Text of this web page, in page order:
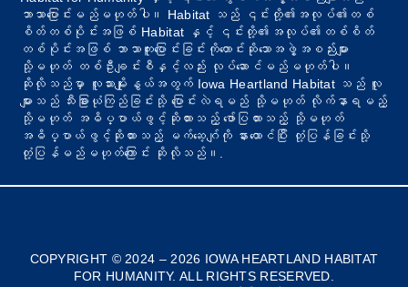
ဘာသာပြောင်းမည်မဟုတ်ပါ။ Habitat သည် ၎င်းတို့၏အလုပ်၏တစ်
စိတ်တစ်ပိုင်းအဖြစ် Habitat နှင့် ၎င်းတို့၏အလုပ်၏တစ်စိတ်
တစ်ပိုင်းအဖြစ် ဘာသာကူးပြောင်းခြင်းကိုတောင်းဆိုသောအဖွဲ့အစည်းများ
သို့မဟုတ် တစ်ဦးချင်းစီနှင့်လည်း လုပ်ဆောင်မည်မဟုတ်ပါ။
ဆိုလိုသည်မှာ လူသားမျိုးနွယ်အတွက် Iowa Heartland Habitat သည် လူ
များသည် သီးခြားယုံကြည်ခြင်းသို့ ပြောင်းလဲရမည် သို့မဟုတ် လိုက်နာရမည့်
သို့မဟုတ် အဓိပ္ပာယ်ဖွင့်ဆိုထားသည့် ဖော်ပြထားသည့် သို့မဟုတ်
အဓိပ္ပာယ်ဖွင့်ဆိုထားသည့် မက်ဆေ့ဂျ်ကို နားထောင်ပြီး တုံ့ပြန်ခြင်းသို့
တုံ့ပြန်မည်မဟုတ်ကြောင်း ဆိုလိုသည်။.
COPYRIGHT © 2024 – 2026 IOWA HEARTLAND HABITAT
FOR HUMANITY. ALL RIGHTS RESERVED.
Spanish